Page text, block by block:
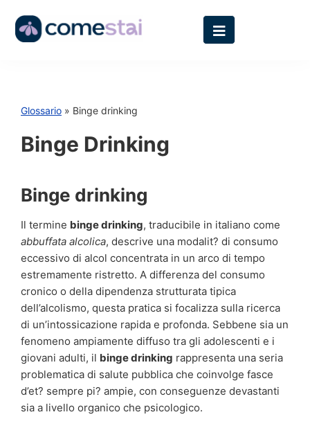
Glossario » Binge drinking
Binge Drinking
Binge drinking
Il termine binge drinking, traducibile in italiano come
abbuffata alcolica, descrive una modalit? di consumo
eccessivo di alcol concentrata in un arco di tempo
estremamente ristretto. A differenza del consumo
cronico o della dipendenza strutturata tipica
dell’alcolismo, questa pratica si focalizza sulla ricerca
di un’intossicazione rapida e profonda. Sebbene sia un
fenomeno ampiamente diffuso tra gli adolescenti e i
giovani adulti, il binge drinking rappresenta una seria
problematica di salute pubblica che coinvolge fasce
d’et? sempre pi? ampie, con conseguenze devastanti
sia a livello organico che psicologico.